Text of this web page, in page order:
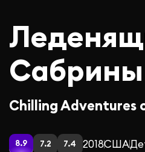
Chilling Adventures
8.9 7.2 7.4 2018США